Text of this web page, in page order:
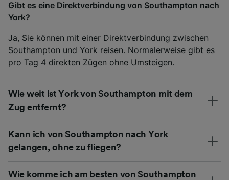
Gibt es eine Direktverbindung von Southampton nach
York?
Ja, Sie können mit einer Direktverbindung zwischen
Southampton und York reisen. Normalerweise gibt es
pro Tag 4 direkten Zügen ohne Umsteigen.
Wie weit ist York von Southampton mit dem
Zug entfernt?
Kann ich von Southampton nach York
gelangen, ohne zu fliegen?
Wie komme ich am besten von Southampton